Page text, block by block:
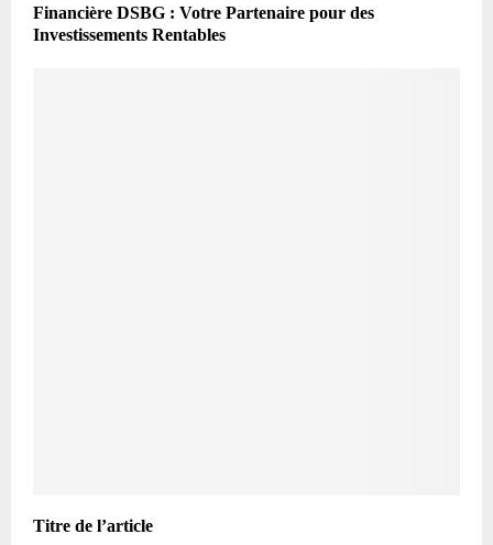
Financière DSBG : Votre Partenaire pour des
Investissements Rentables
Titre de l’article